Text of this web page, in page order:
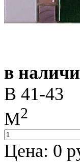
в
B 41-43
M2
Цена: 0